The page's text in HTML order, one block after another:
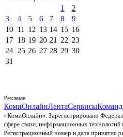
1
2
3
4 5 6 7 8
9
10 11 12 13 14 15 16
17 18 19 20 21 22 23
24 25 26 27 28 29 30
31
Реклама
КомиОнлайнЛентаСервисы
«КомиОнлайн». Зарегистрировано
сфере связи, информационных
Регистрационный номер и дата принятия